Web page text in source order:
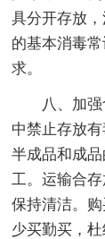
具分开存放
的基本消毒
求。
八、加强
中禁止存放
半成品和成
工。运输合
保持清洁。
少买勤买，